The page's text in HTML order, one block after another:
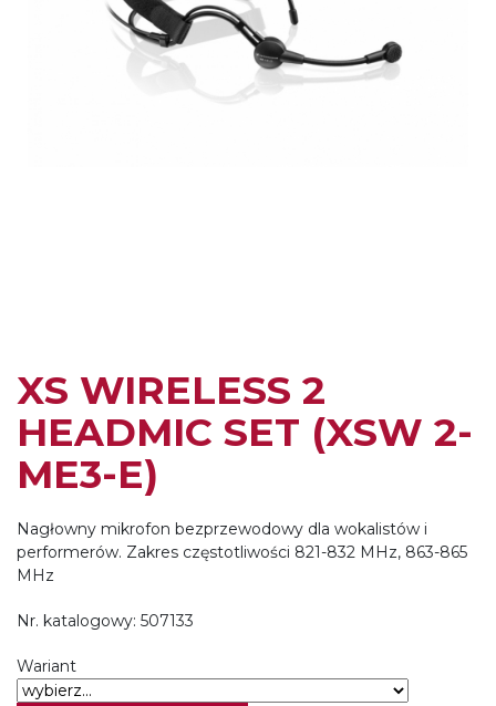
XS WIRELESS 2
HEADMIC SET (XSW 2-
ME3-E)
Nagłowny mikrofon bezprzewodowy dla wokalistów i
performerów. Zakres częstotliwości 821-832 MHz, 863-865
MHz
Nr. katalogowy: 507133
Wariant